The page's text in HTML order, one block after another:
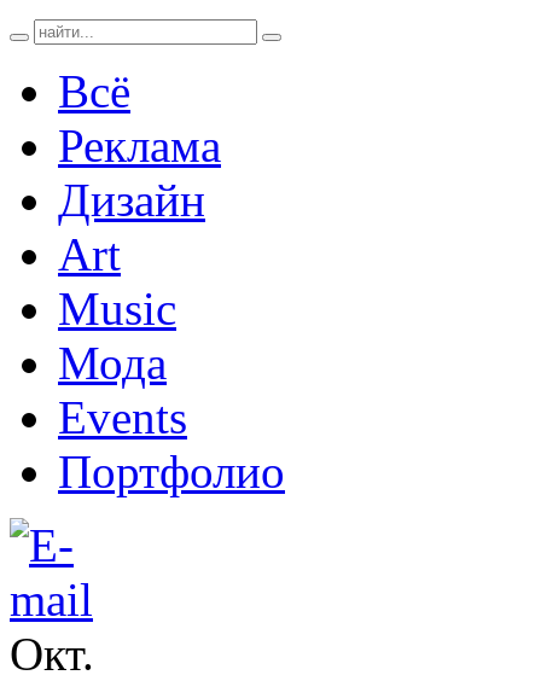
Всё
Реклама
Дизайн
Art
Music
Мода
Events
Портфолио
Окт.